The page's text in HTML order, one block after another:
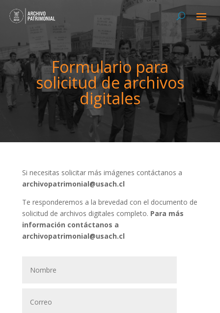
Formulario para
solicitud de archivos
digitales
Si necesitas solicitar más imágenes contáctanos a
archivopatrimonial@usach.cl
Te responderemos a la brevedad con el documento de
solicitud de archivos digitales completo. Para más
información contáctanos a
archivopatrimonial@usach.cl